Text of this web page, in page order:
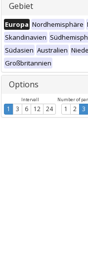
Gebiet
Europa Nordhemisphäre
Skandinavien
Südasien Australien
Großbritannien
Options
Intervall
1 3 6 12 24
Number of
1 2 3